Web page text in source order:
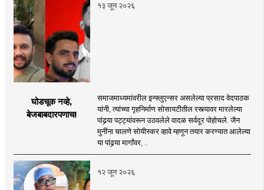
१३ जून २०२६
घोडचूक नव्हे,
बेजबाबदारपणाच!
समाजमाध्यमांवरील इन्फ्लुएन्सर असलेल्या प्रसाद वेदपाठक
यांनी, त्यांच्या गृहनिर्माण सोसायटीतील रस्त्यावर मारलेल्या
पांढर्‍या पट्ट्यांवरून उठवलेले वादळ सर्वदूर पोहोचले. जैन
मुनींना चालणे सोयीस्कर व्हावे म्हणून तयार करण्यात आलेल्या
या पांढर्‍या मार्गांवर, ..
१२ जून २०२६